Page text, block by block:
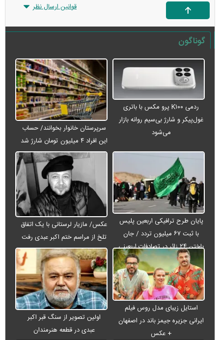
قوانین ارسال نظر
گوناگون
ردمی K۱۰۰ پرو مکس با باتری
غول‌پیکر و شارژ بی‌سیم روانه بازار
می‌شود
سرپرستان خانوار بخوانند/ حساب
این افراد ۴ میلیون تومان شارژ شد
پایان طرح ترافیکی اربعین پلیس
با ثبت ۶۷ میلیون تردد / جان
باختن ۲۴ زائر در تصادفات اربعینی
عکس/ مازیار لرستانی با یک اتفاق
تلخ از مراسم ختم اکبر عبدی رفت
استایل زیبای مدل روس فیلم
ایرانی جزیره جیمز باند در اصفهان
+ عکس
اولین تصویر از سنگ قبر اکبر
عبدی در قطعه هنرمندان